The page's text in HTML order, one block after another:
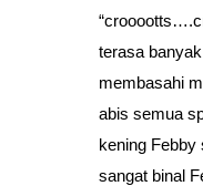
terasa
membasahi
abis semua
kening Febby
sangat binal